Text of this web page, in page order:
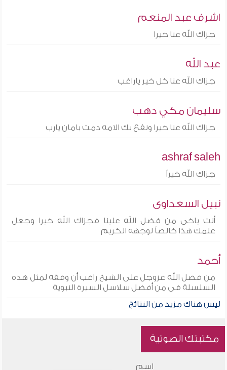
اشرف عبد المنعم
جزاك الله عنا خيرا
عبد الله
جزاك الله عنا كل خير ياراغب
سليمان مكي دهب
جزاك الله عنا خيرا ونفع بك الامه دمت بامان يارب
ashraf saleh
جزاك الله خيراً
نبيل السعداوى
أنت ياخى من فضل الله علينا فجزاك الله خيرا وجعل
علمك هذا خالصاً لوجهه الكريم
أحمد
من فضل الله عزوجل على الشيخ راغب أن وفقه لمثل هذه
السلسلة فى من أفضل سلاسل السيرة النبوية
ليس هناك مزيد من النتائج
مكتبتك الصوتية
اسم